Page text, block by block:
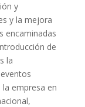
y
y la mejora
encaminadas
de
la
empresa en